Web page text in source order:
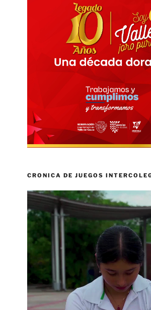
CRONICA DE JUEGOS
Reproductor
vídeo